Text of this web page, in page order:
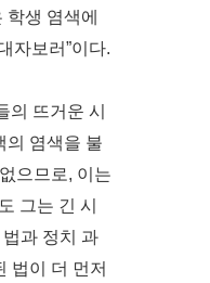
학생 염색에
자보러”이다.
의 뜨거운 시
의 염색을 불
으므로, 이는
그는 긴 시
과 정치 과
법이 더 먼저